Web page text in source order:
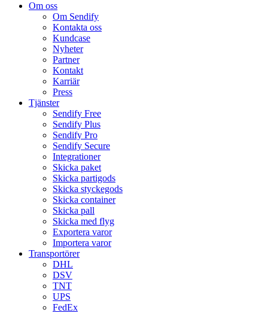
Om oss
Om Sendify
Kontakta oss
Kundcase
Nyheter
Partner
Kontakt
Karriär
Press
Tjänster
Sendify Free
Sendify Plus
Sendify Pro
Sendify Secure
Integrationer
Skicka paket
Skicka partigods
Skicka styckegods
Skicka container
Skicka pall
Skicka med flyg
Exportera varor
Importera varor
Transportörer
DHL
DSV
TNT
UPS
FedEx